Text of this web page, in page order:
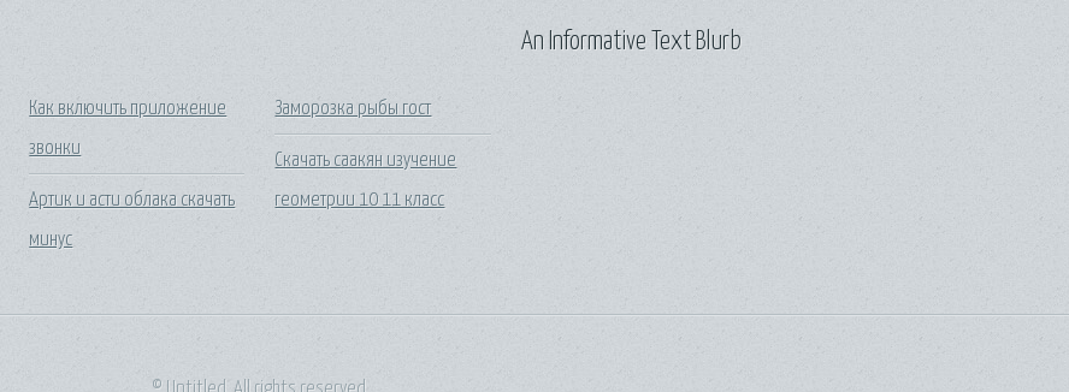
Как включить приложение
звонки
Артик и асти облака скачать
минус
Заморозка рыбы гост
Скачать саакян изучение
геометрии 10 11 класс
An Informative Text Blurb